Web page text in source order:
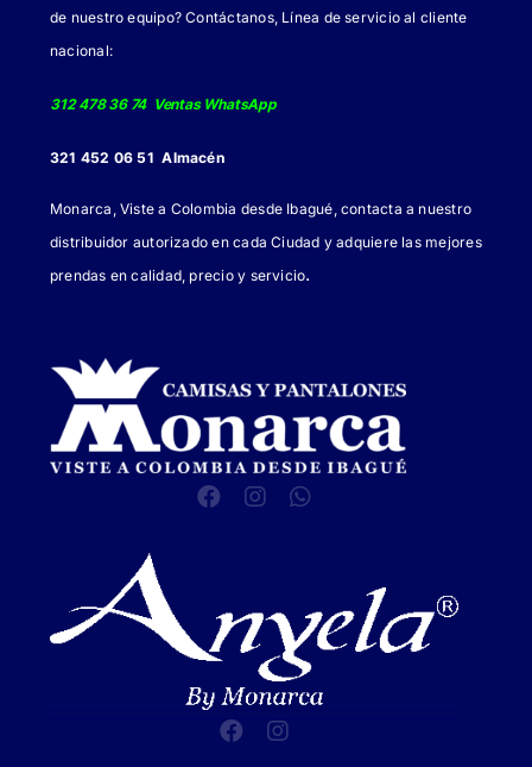
de nuestro equipo? Contáctanos, Línea de servicio al cliente
nacional:
312 478 36 74 Ventas WhatsApp
321 452 06 51 Almacén
Monarca, Viste a Colombia desde Ibagué, contacta a nuestro
distribuidor autorizado en cada Ciudad y adquiere las mejores
prendas en calidad, precio y servicio.